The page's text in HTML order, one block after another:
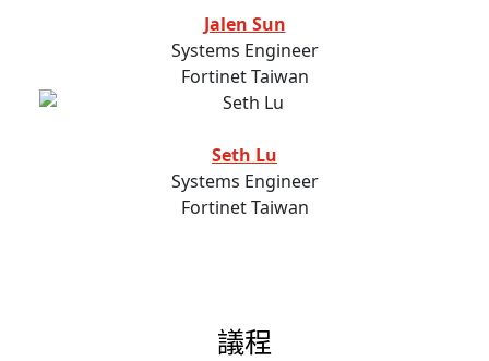
Jalen Sun
Systems Engineer
Fortinet Taiwan
Seth Lu
Systems Engineer
Fortinet Taiwan
議程